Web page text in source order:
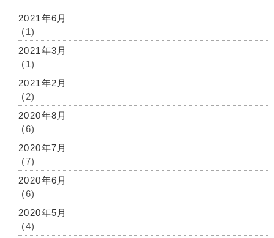
2021年6月
(1)
2021年3月
(1)
2021年2月
(2)
2020年8月
(6)
2020年7月
(7)
2020年6月
(6)
2020年5月
(4)